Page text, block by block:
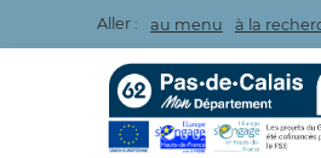
Aller : au menu à la